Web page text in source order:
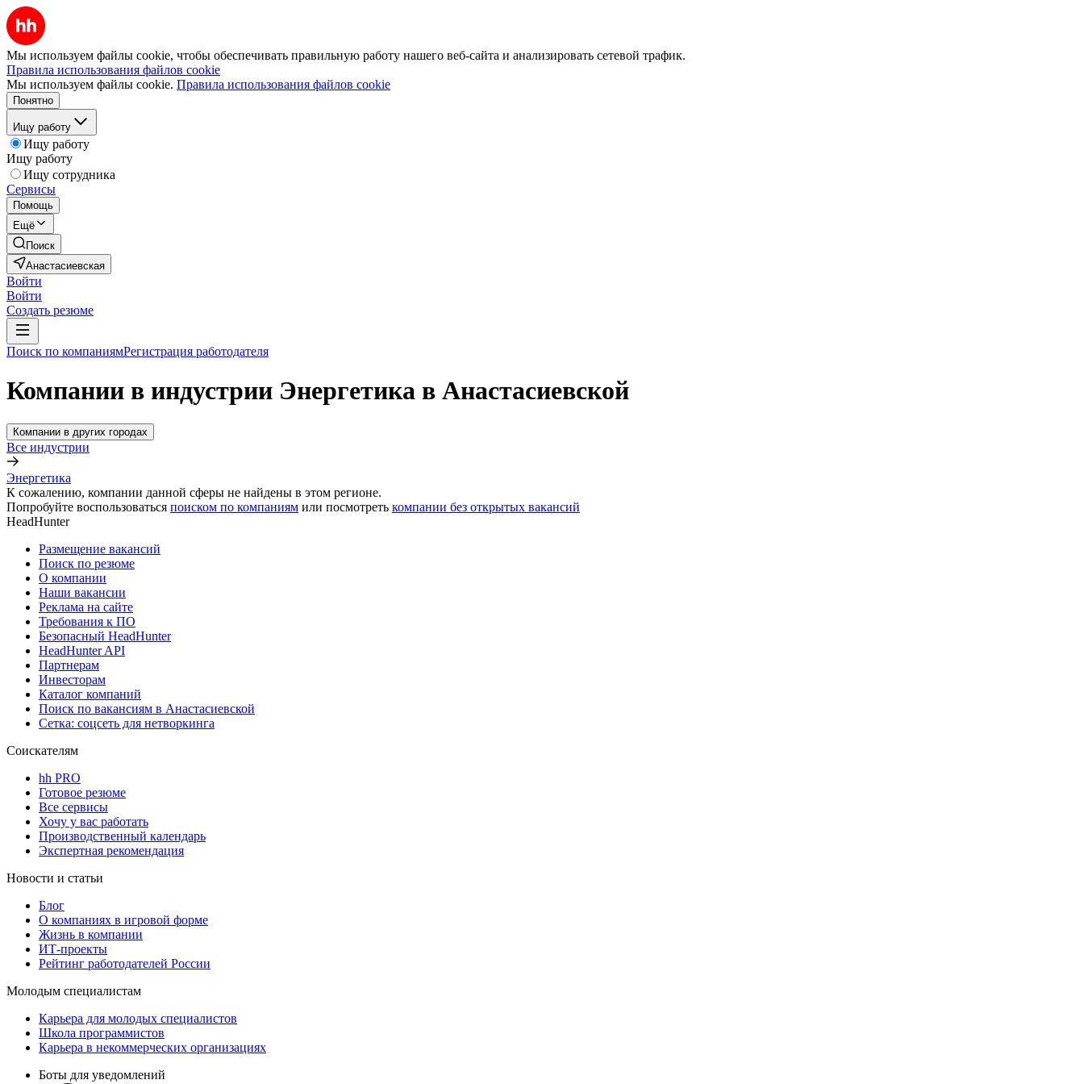
Мы используем файлы cookie, чтобы обеспечивать правильную работу нашего веб-сайта и анализировать сетевой трафик.
Правила использования файлов cookie
Мы используем файлы cookie. Правила использования файлов cookie
Понятно
Ищу работу
Ищу работу
Ищу работу
Ищу сотрудника
Сервисы
Помощь
Ещё
Поиск
Анастасиевская
Войти
Войти
Создать резюме
Поиск по компаниямРегистрация работодателя
Компании в индустрии Энергетика в Анастасиевской
Компании в других городах
Все индустрии
Энергетика
К сожалению, компании данной сферы не найдены в этом регионе.
Попробуйте воспользоваться поиском по компаниям или посмотреть компании без открытых вакансий
HeadHunter
Размещение вакансий
Поиск по резюме
О компании
Наши вакансии
Реклама на сайте
Требования к ПО
Безопасный HeadHunter
HeadHunter API
Партнерам
Инвесторам
Каталог компаний
Поиск по вакансиям в Анастасиевской
Сетка: соцсеть для нетворкинга
Соискателям
hh PRO
Готовое резюме
Все сервисы
Хочу у вас работать
Производственный календарь
Экспертная рекомендация
Новости и статьи
Блог
О компаниях в игровой форме
Жизнь в компании
ИТ-проекты
Рейтинг работодателей России
Молодым специалистам
Карьера для молодых специалистов
Школа программистов
Карьера в некоммерческих организациях
Боты для уведомлений